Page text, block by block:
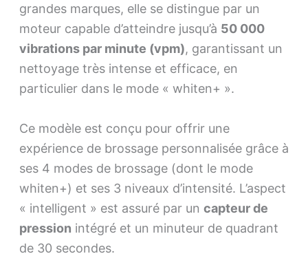
grandes marques, elle se distingue par un
moteur capable d’atteindre jusqu’à 50 000
vibrations par minute (vpm), garantissant un
nettoyage très intense et efficace, en
particulier dans le mode « whiten+ ».
Ce modèle est conçu pour offrir une
expérience de brossage personnalisée grâce à
ses 4 modes de brossage (dont le mode
whiten+) et ses 3 niveaux d’intensité. L’aspect
« intelligent » est assuré par un capteur de
pression intégré et un minuteur de quadrant
de 30 secondes.